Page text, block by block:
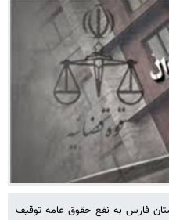
در استان فارس به نفع حقوق عامه توقیف